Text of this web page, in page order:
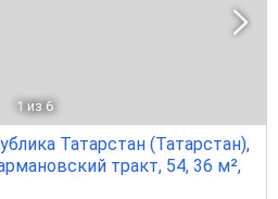
1 из 6
Татарстан (Татарстан),
тракт, 54, 36 м²,